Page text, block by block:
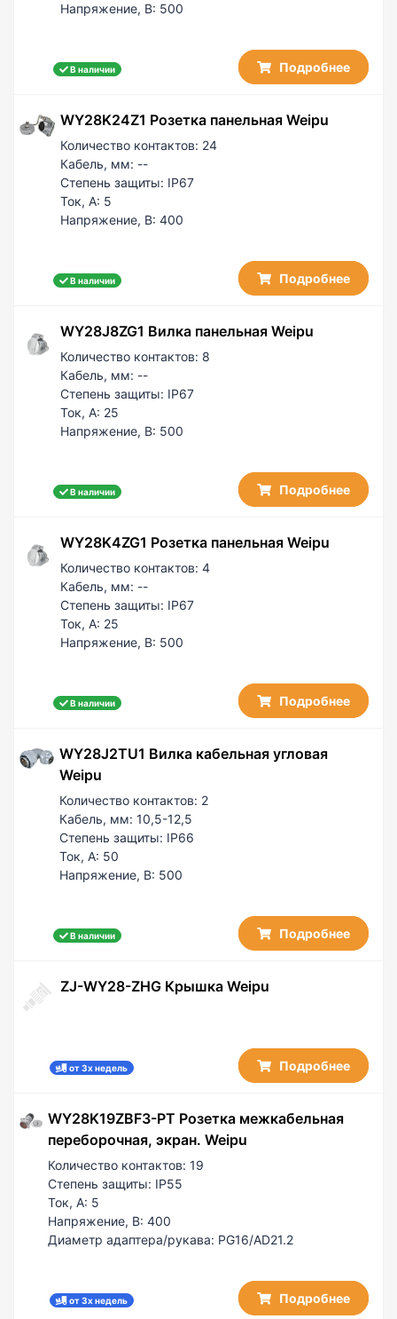
Напряжение, В: 500
В наличии Подробнее
WY28K24Z1 Розетка панельная Weipu
Количество контактов: 24
Кабель, мм: --
Степень защиты: IP67
Ток, А: 5
Напряжение, В: 400
В наличии Подробнее
WY28J8ZG1 Вилка панельная Weipu
Количество контактов: 8
Кабель, мм: --
Степень защиты: IP67
Ток, А: 25
Напряжение, В: 500
В наличии Подробнее
WY28K4ZG1 Розетка панельная Weipu
Количество контактов: 4
Кабель, мм: --
Степень защиты: IP67
Ток, А: 25
Напряжение, В: 500
В наличии Подробнее
WY28J2TU1 Вилка кабельная угловая
Weipu
Количество контактов: 2
Кабель, мм:10,5-12,5
Степень защиты: IP66
Ток, А: 50
Напряжение, В: 500
В наличии Подробнее
ZJ-WY28-ZHG Крышка Weipu
от 3х недель Подробнее
WY28K19ZBF3-PT Розетка межкабельная
переборочная, экран. Weipu
Количество контактов: 19
Степень защиты: IP55
Ток, А: 5
Напряжение, В: 400
Диаметр адаптера/рукава: PG16/AD21.2
от 3х недель Подробнее